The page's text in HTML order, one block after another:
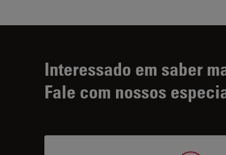
Interessado em saber
Fale com nossos